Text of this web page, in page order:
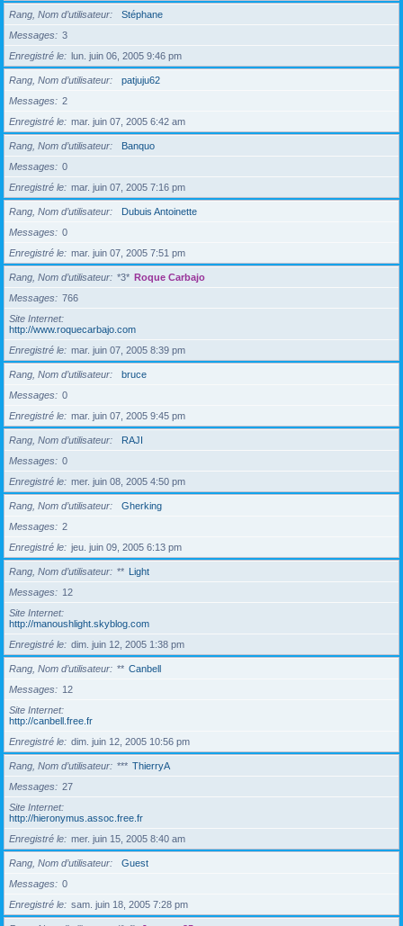
Rang, Nom d’utilisateur
Stéphane
Messages
3
Enregistré le
lun. juin 06, 2005 9:46 pm
Rang, Nom d’utilisateur
patjuju62
Messages
2
Enregistré le
mar. juin 07, 2005 6:42 am
Rang, Nom d’utilisateur
Banquo
Messages
0
Enregistré le
mar. juin 07, 2005 7:16 pm
Rang, Nom d’utilisateur
Dubuis Antoinette
Messages
0
Enregistré le
mar. juin 07, 2005 7:51 pm
Rang, Nom d’utilisateur *3* Roque Carbajo
Messages
766
Site Internet
http://www.roquecarbajo.com
Enregistré le
mar. juin 07, 2005 8:39 pm
Rang, Nom d’utilisateur
bruce
Messages
0
Enregistré le
mar. juin 07, 2005 9:45 pm
Rang, Nom d’utilisateur
RAJI
Messages
0
Enregistré le
mer. juin 08, 2005 4:50 pm
Rang, Nom d’utilisateur
Gherking
Messages
2
Enregistré le
jeu. juin 09, 2005 6:13 pm
Rang, Nom d’utilisateur ** Light
Messages
12
Site Internet
http://manoushlight.skyblog.com
Enregistré le
dim. juin 12, 2005 1:38 pm
Rang, Nom d’utilisateur ** Canbell
Messages
12
Site Internet
http://canbell.free.fr
Enregistré le
dim. juin 12, 2005 10:56 pm
Rang, Nom d’utilisateur *** ThierryA
Messages
27
Site Internet
http://hieronymus.assoc.free.fr
Enregistré le
mer. juin 15, 2005 8:40 am
Rang, Nom d’utilisateur
Guest
Messages
0
Enregistré le
sam. juin 18, 2005 7:28 pm